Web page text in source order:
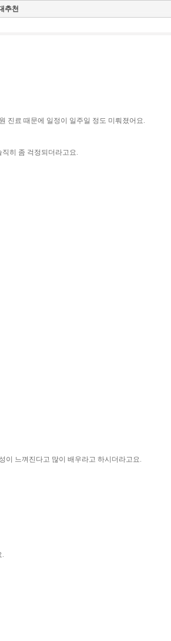
추천
진료 때문에 일정이 일주일 정도 미뤄졌어요.
히 좀 걱정되더라고요.
이 느껴진다고 많이 배우라고 하시더라고요.
.